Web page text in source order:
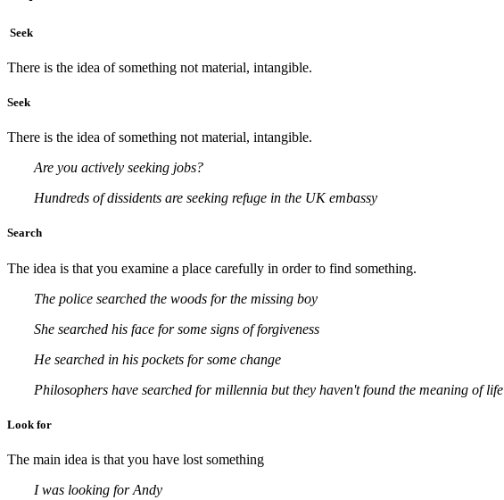
Seek
There is the idea of something not material, intangible.
Seek
There is the idea of something not material, intangible.
Are you actively seeking jobs?
Hundreds of dissidents are seeking refuge in the UK embassy
Search
The idea is that you examine a place carefully in order to find something.
The police searched the woods for the missing boy
She searched his face for some signs of forgiveness
He searched in his pockets for some change
Philosophers have searched for millennia but they haven't found the meaning of life
Look for
The main idea is that you have lost something
I was looking for Andy